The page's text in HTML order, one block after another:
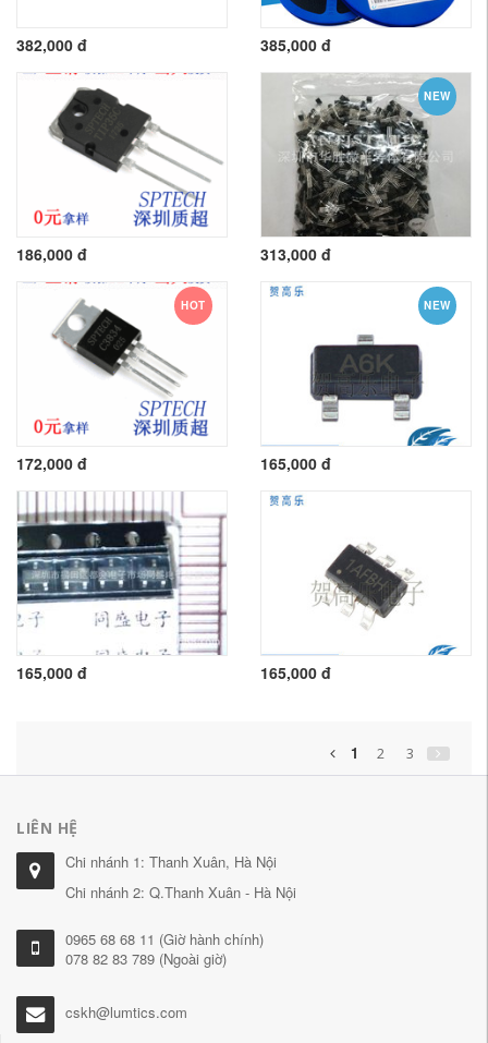
382,000 đ 385,000 đ
186,000 đ
NEW
313,000 đ
HOT
172,000 đ
NEW
165,000 đ
165,000 đ 165,000 đ
1 2 3
LIÊN HỆ
Chi nhánh 1: Thanh Xuân, Hà Nội
Chi nhánh 2: Q.Thanh Xuân - Hà Nội
0965 68 68 11 (Giờ hành chính)
078 82 83 789 (Ngoài giờ)
cskh@lumtics.com